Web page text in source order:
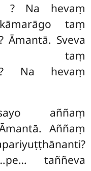
? Na hevaṃ
taṃ
Āmantā. Sveva
taṃ
Na hevaṃ
aññaṃ
Aññaṃ
taññeva